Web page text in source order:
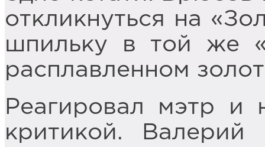
откликнуться на
шпильку в той же
расплавленном
Реагировал мэтр и
критикой. Валерий